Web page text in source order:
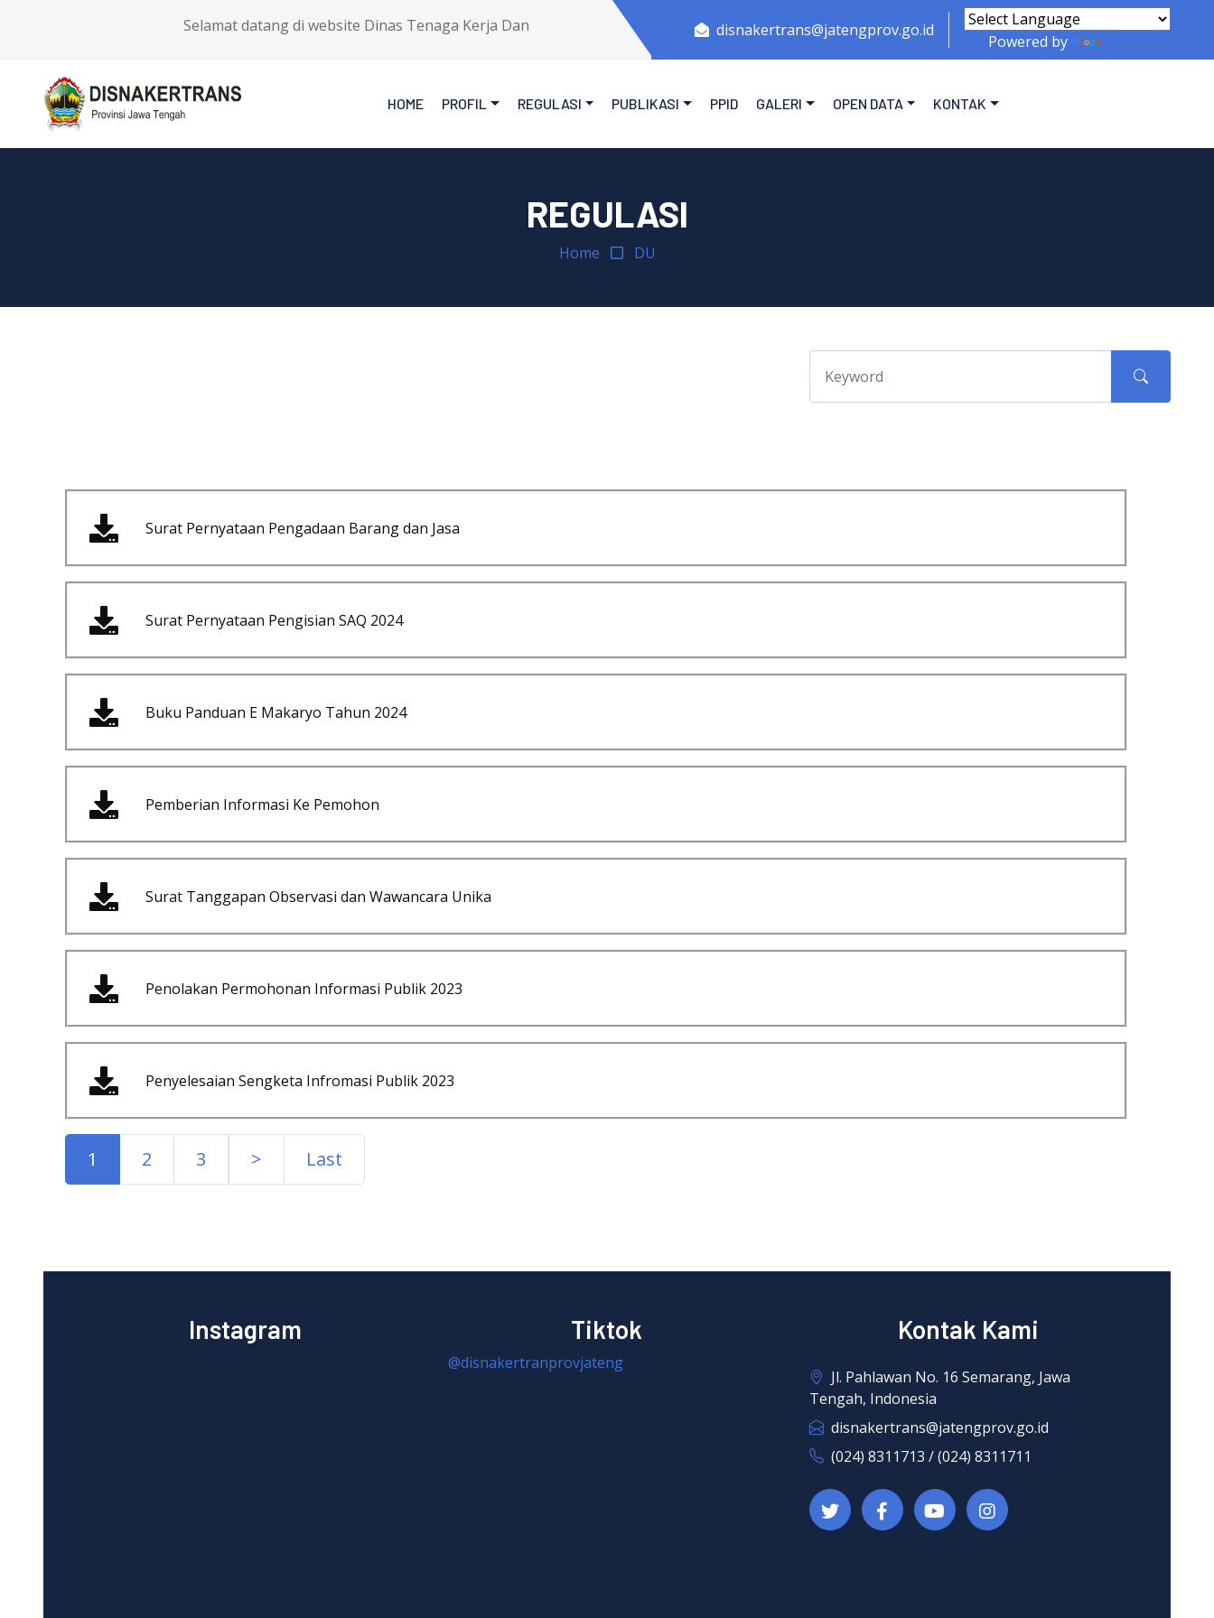
Selamat datang di website Dinas Tenaga Kerja Dan Transmigrasi Provinsi Jawa Tengah.disnakertrans@jatengprov.go.id
Powered by
HOME PROFIL REGULASI PUBLIKASI PPID GALERI OPEN DATA KONTAK
REGULASI
Home DU
Surat Pernyataan Pengadaan Barang dan Jasa
Surat Pernyataan Pengisian SAQ 2024
Buku Panduan E Makaryo Tahun 2024
Pemberian Informasi Ke Pemohon
Surat Tanggapan Observasi dan Wawancara Unika
Penolakan Permohonan Informasi Publik 2023
Penyelesaian Sengketa Infromasi Publik 2023
1 2 3 > Last
Instagram Tiktok
@disnakertranprovjateng
Kontak Kami
Jl. Pahlawan No. 16 Semarang, Jawa
Tengah, Indonesia
disnakertrans@jatengprov.go.id
(024) 8311713 / (024) 8311711